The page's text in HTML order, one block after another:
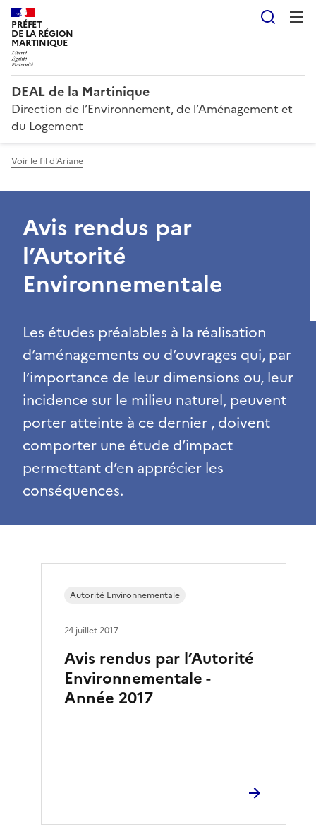
PRÉFET
DE LA RÉGION
MARTINIQUE
DEAL de la Martinique
Direction de l’Environnement, de l’Aménagement et
du Logement
Voir le fil d'Ariane
Avis rendus par
l’Autorité
Environnementale
Les études préalables à la réalisation
d’aménagements ou d’ouvrages qui, par
l’importance de leur dimensions ou, leur
incidence sur le milieu naturel, peuvent
porter atteinte à ce dernier , doivent
comporter une étude d’impact
permettant d’en apprécier les
conséquences.
Avis rendus par l’Autorité
Environnementale -
Année 2017
Autorité Environnementale
24 juillet 2017